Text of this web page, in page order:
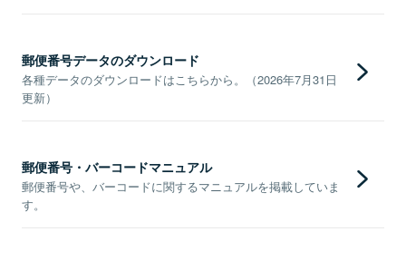
郵便番号データのダウンロード
各種データのダウンロードはこちらから。（2026年7月31日
更新）
郵便番号・バーコードマニュアル
郵便番号や、バーコードに関するマニュアルを掲載していま
す。